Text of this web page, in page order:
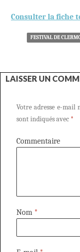
Consulter la fiche
FESTIVAL DE
LAISSER UN
Votre adresse e-mail
sont indiqués avec *
Commentaire
Nom *